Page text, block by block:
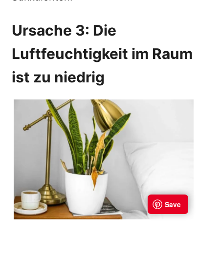
Ursache 3: Die
Luftfeuchtigkeit im Raum
ist zu niedrig